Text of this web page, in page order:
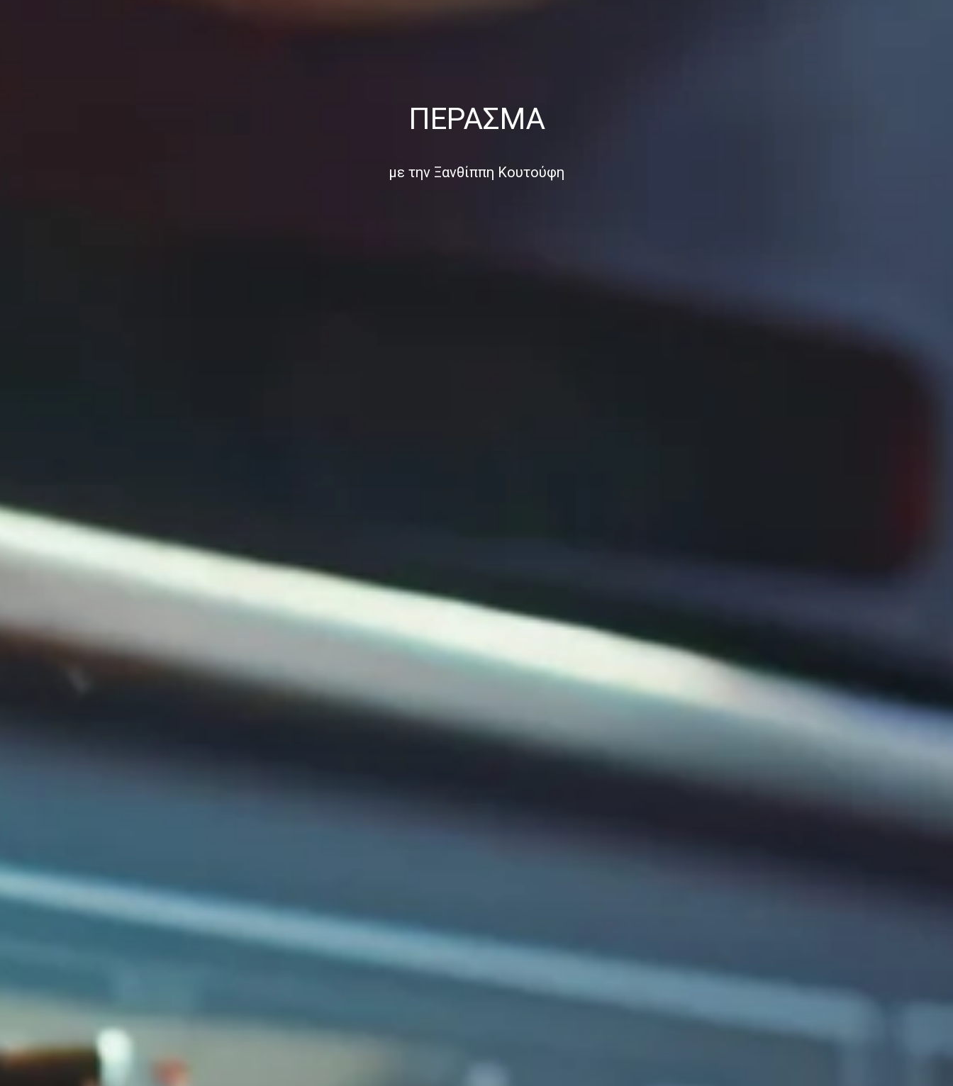
ΠΈΡΑΣΜΑ
με την Ξανθίππη Κουτούφη